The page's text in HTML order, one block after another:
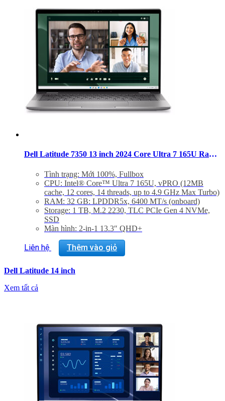
Trọng lượng:
Clamshell computer: 1.23 kg
2-in-1 computer: 1.35 kg
Dell Latitude 7350 13 inch 2024 Core Ultra 7 165U Ram 32GB SSD 1TB QHD+ Windows 11 Pro
Tình trạng: Mới 100%, Fullbox
CPU: Intel® Core™ Ultra 7 165U, vPRO (12MB
cache, 12 cores, 14 threads, up to 4.9 GHz Max Turbo)
RAM: 32 GB: LPDDR5x, 6400 MT/s (onboard)
Storage: 1 TB, M.2 2230, TLC PCIe Gen 4 NVMe,
SSD
Màn hình: 2-in-1 13.3″ QHD+
nits,FHD IR Cam+IP, WLAN,ALU, Pen supp.
VGA: Integrated Intel® graphics, Core™ Ultra 7 165U
Trọng lượng:
Liên hệ Thêm vào giỏ
Dell Latitude 14 inch
Xem tất cả